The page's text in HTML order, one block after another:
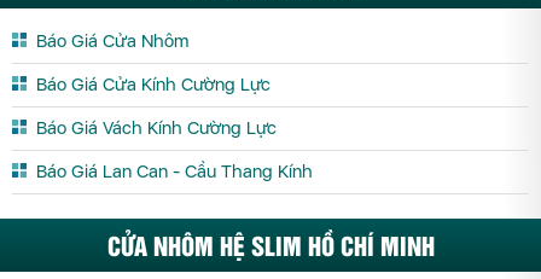
Báo Giá Cửa Nhôm
Báo Giá Cửa Kính Cường Lực
Báo Giá Vách Kính Cường Lực
Báo Giá Lan Can - Cầu Thang Kính
CỬA NHÔM HỆ SLIM HỒ CHÍ MINH